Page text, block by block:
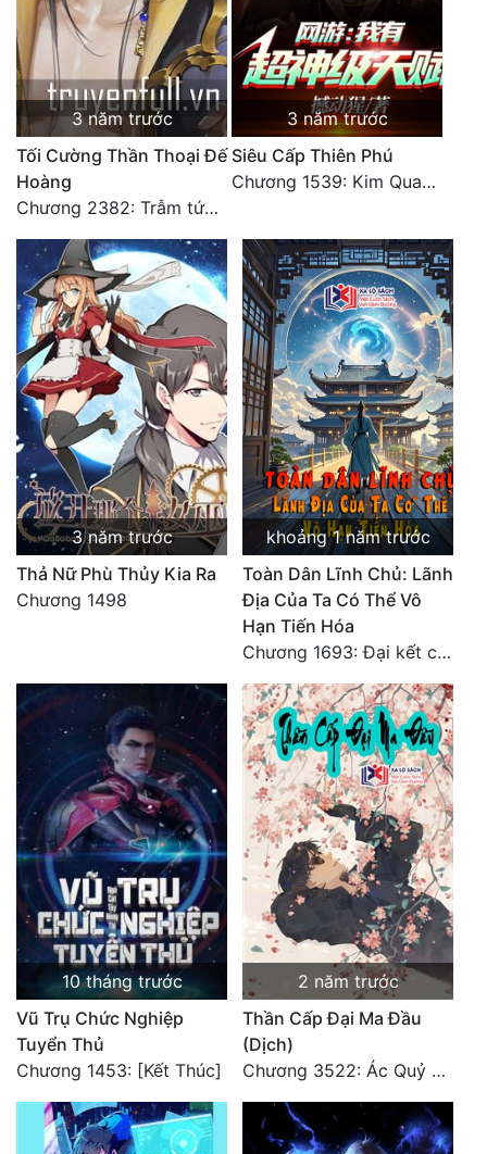
3 năm trước
Tối Cường Thần Thoại Đế
Hoàng
Chương 2382: Trẫm tức hết thảy (*Đại Kết Cục) (2)
3 năm trước
Siêu Cấp Thiên Phú
Chương 1539: Kim Quang Kiếm Tôn
3 năm trước
Thả Nữ Phù Thủy Kia Ra
Chương 1498
khoảng 1 năm trước
Toàn Dân Lĩnh Chủ: Lãnh
Địa Của Ta Có Thể Vô
Hạn Tiến Hóa
Chương 1693: Đại kết cục
10 tháng trước
Vũ Trụ Chức Nghiệp
Tuyển Thủ
Chương 1453: [Kết Thúc]
2 năm trước
Thần Cấp Đại Ma Đầu
(Dịch)
Chương 3522: Ác Quỷ Và Yêu Nghiệt